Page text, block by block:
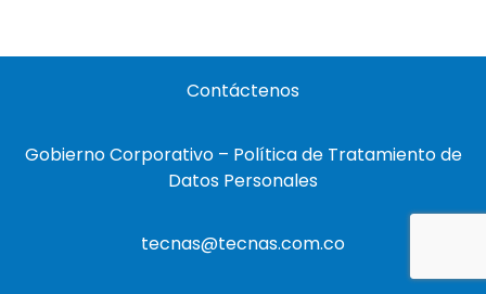
Contáctenos
Gobierno Corporativo – Política de Tratamiento de
Datos Personales
tecnas@tecnas.com.co